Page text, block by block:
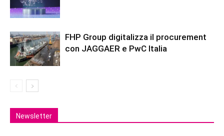
FHP Group digitalizza il procurement
con JAGGAER e PwC Italia
Newsletter